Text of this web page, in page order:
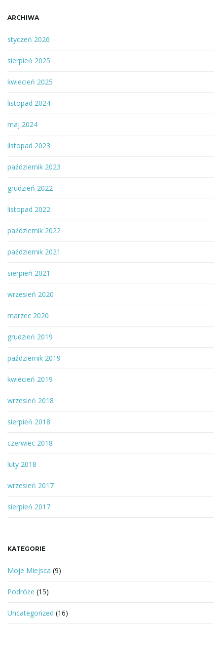
ARCHIWA
styczeń 2026
sierpień 2025
kwiecień 2025
listopad 2024
maj 2024
listopad 2023
październik 2023
grudzień 2022
listopad 2022
październik 2022
październik 2021
sierpień 2021
wrzesień 2020
marzec 2020
grudzień 2019
październik 2019
kwiecień 2019
wrzesień 2018
sierpień 2018
czerwiec 2018
luty 2018
wrzesień 2017
sierpień 2017
KATEGORIE
Moje Miejsca (9)
Podróże (15)
Uncategorized (16)